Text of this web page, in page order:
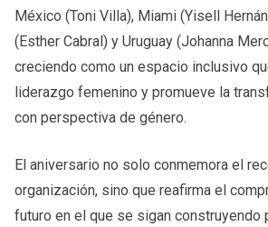
México (Toni Villa), Miami (Yisell
(Esther Cabral) y Uruguay (Johanna
creciendo como un espacio inclusivo
liderazgo femenino y promueve la
con perspectiva de género.
El aniversario no solo conmemora el
organización, sino que reafirma el
futuro en el que se sigan construyendo